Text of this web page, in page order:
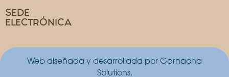
SEDE
ELECTRÓNICA
Web diseñada y desarrollada por Garnacha
Solutions.